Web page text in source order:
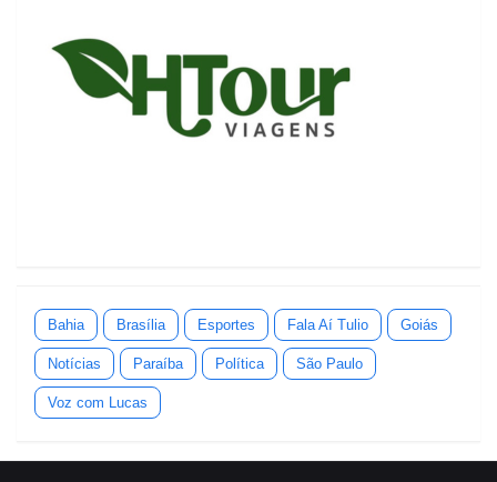
Bahia Brasília Esportes Fala Aí Tulio Goiás
Notícias Paraíba Política São Paulo
Voz com Lucas